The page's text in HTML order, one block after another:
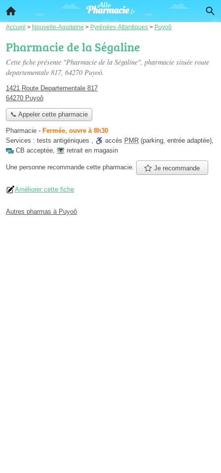
Accueil > Nouvelle-Aquitaine > Pyrénées-Atlantiques > Puyoô
Pharmacie de la Ségaline
Cette fiche présente "Pharmacie de la Ségaline", pharmacie située route
departementale 817, 64270 Puyoô.
1421 Route Departementale 817
64270 Puyoô
📞 Appeler cette pharmacie
Pharmacie - Fermée, ouvre à 8h30
Services : tests antigéniques , accès PMR (parking, entrée adaptée),
CB acceptée, retrait en magasin
Une personne recommande cette pharmacie. Je recommande
Améliorer cette fiche
Autres pharmas à Puyoô